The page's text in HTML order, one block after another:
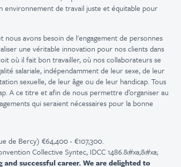
environnement de travail juste et équitable pour
avons besoin de l'engagement de personnes
une véritable innovation pour nos clients dans
où il fait bon travailler, où nos collaborateurs se
salariale, indépendamment de leur sexe, de leur
sexuelle, de leur âge ou de leur handicap. Tous
A ce titre et afin de nous permettre d’organiser au
qui seraient nécessaires pour la bonne
de Bercy) €64,400 - €107,300.
Collective Syntec, IDCC 1486.&#xa;&#xa;
successful career. We are delighted to